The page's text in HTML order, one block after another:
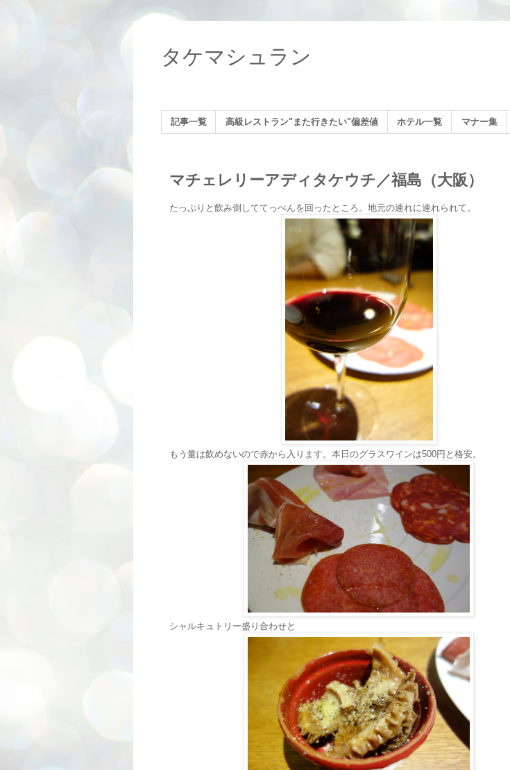
タケマシュラン
記事一覧 高級レストラン"また行きたい"偏差値 ホテル一覧 マナー集
マチェレリーアディタケウチ／福島（大阪）
たっぷりと飲み倒しててっぺんを回ったところ。地元の連れに連れられて。
もう量は飲めないので赤から入ります。本日のグラスワインは500円と格安。
シャルキュトリー盛り合わせと